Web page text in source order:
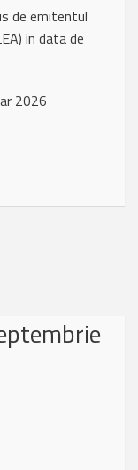
de emitentul
in data de
2026